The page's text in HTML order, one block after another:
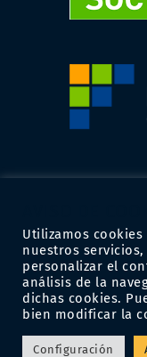
Utilizamos
nuestros
personalizar el
análisis de la
dichas cookies.
bien modificar la
Configuración